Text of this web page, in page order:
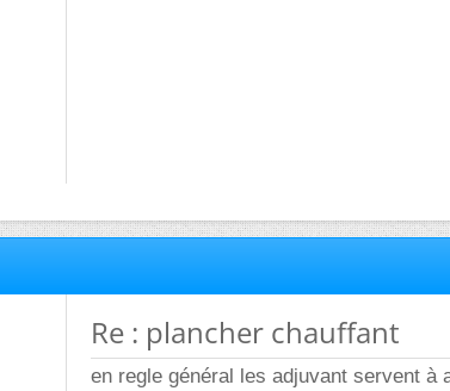
Re : plancher chauffant
en regle général les adjuvant servent